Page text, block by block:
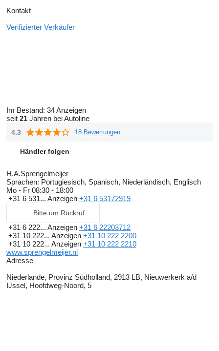
Kontakt
Verifizierter Verkäufer
Im Bestand: 34 Anzeigen
seit 21 Jahren bei Autoline
4.3 18 Bewertungen
Händler folgen
H.A.Sprengelmeijer
Sprachen: Portugiesisch, Spanisch, Niederländisch, Englisch
Mo - Fr 08:30 - 18:00
+31 6 531... Anzeigen +31 6 53172919
Bitte um Rückruf
+31 6 222... Anzeigen +31 6 22203712
+31 10 222... Anzeigen +31 10 222 2200
+31 10 222... Anzeigen +31 10 222 2210
www.sprengelmeijer.nl
Adresse
Niederlande, Provinz Südholland, 2913 LB, Nieuwerkerk a/d
IJssel, Hoofdweg-Noord, 5